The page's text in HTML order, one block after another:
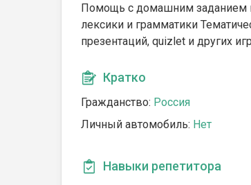
Помощь с домашним заданием
лексики и грамматики
презентаций, quizlet и других
Кратко
Гражданство: Россия
Личный автомобиль: Нет
Навыки репетитора